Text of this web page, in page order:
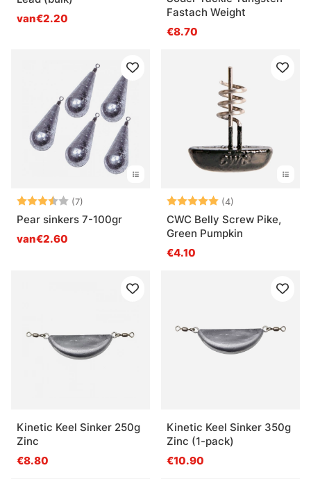
van€2.20
Fastach Weight
€8.70
Beoordeling:
(7)
Pear sinkers 7-100gr
van€2.60
Beoordeling:
(4)
CWC Belly Screw Pike,
Green Pumpkin
€4.10
Kinetic Keel Sinker 250g
Zinc
€8.80
Kinetic Keel Sinker 350g
Zinc (1-pack)
€10.90